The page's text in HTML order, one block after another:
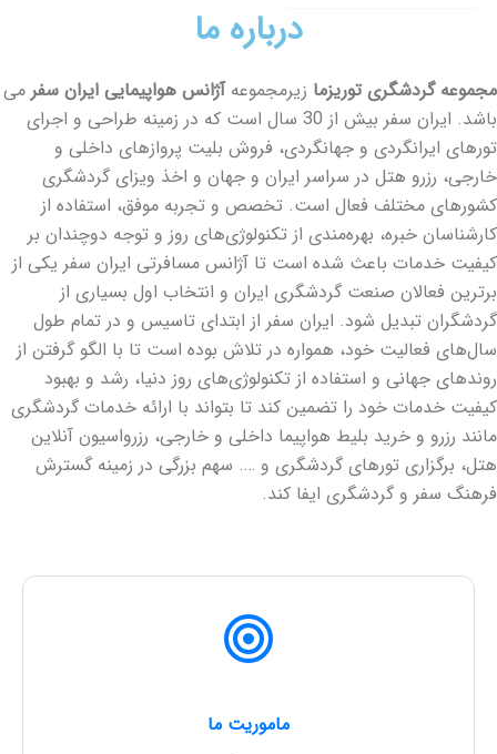
درباره ما
مجموعه گردشگری توریزما زیرمجموعهآژانس هواپیمایی ایران سفر می
باشد. ایران سفر بیش از 30 سال است که در زمینه طراحی و اجرای
تورهای ایرانگردی و جهانگردی، فروش بلیت پروازهای داخلی و
خارجی، رزرو هتل در سراسر ایران و جهان و اخذ ویزای گردشگری
کشورهای مختلف فعال است. تخصص و تجربه موفق، استفاده از
کارشناسان خبره، بهره‌مندی از تکنولوژی‌های روز و توجه دوچندان بر
کیفیت خدمات باعث شده است تا آژانس مسافرتی ایران سفر یکی از
برترین فعالان صنعت گردشگری ایران و انتخاب اول بسیاری از
گردشگران تبدیل شود. ایران سفر از ابتدای تاسیس و در تمام طول
سال‌های فعالیت خود، همواره در تلاش بوده است تا با الگو گرفتن از
روندهای جهانی و استفاده از تکنولوژی‌های روز دنیا، رشد و بهبود
کیفیت خدمات خود را تضمین کند تا بتواند با ارائه خدمات گردشگری
مانند رزرو و خرید بلیط هواپیما داخلی و خارجی، رزرواسیون آنلاین
هتل، برگزاری تورهای گردشگری و …. سهم بزرگی در زمینه گسترش
فرهنگ سفر و گردشگری ایفا کند.
ماموریت ما